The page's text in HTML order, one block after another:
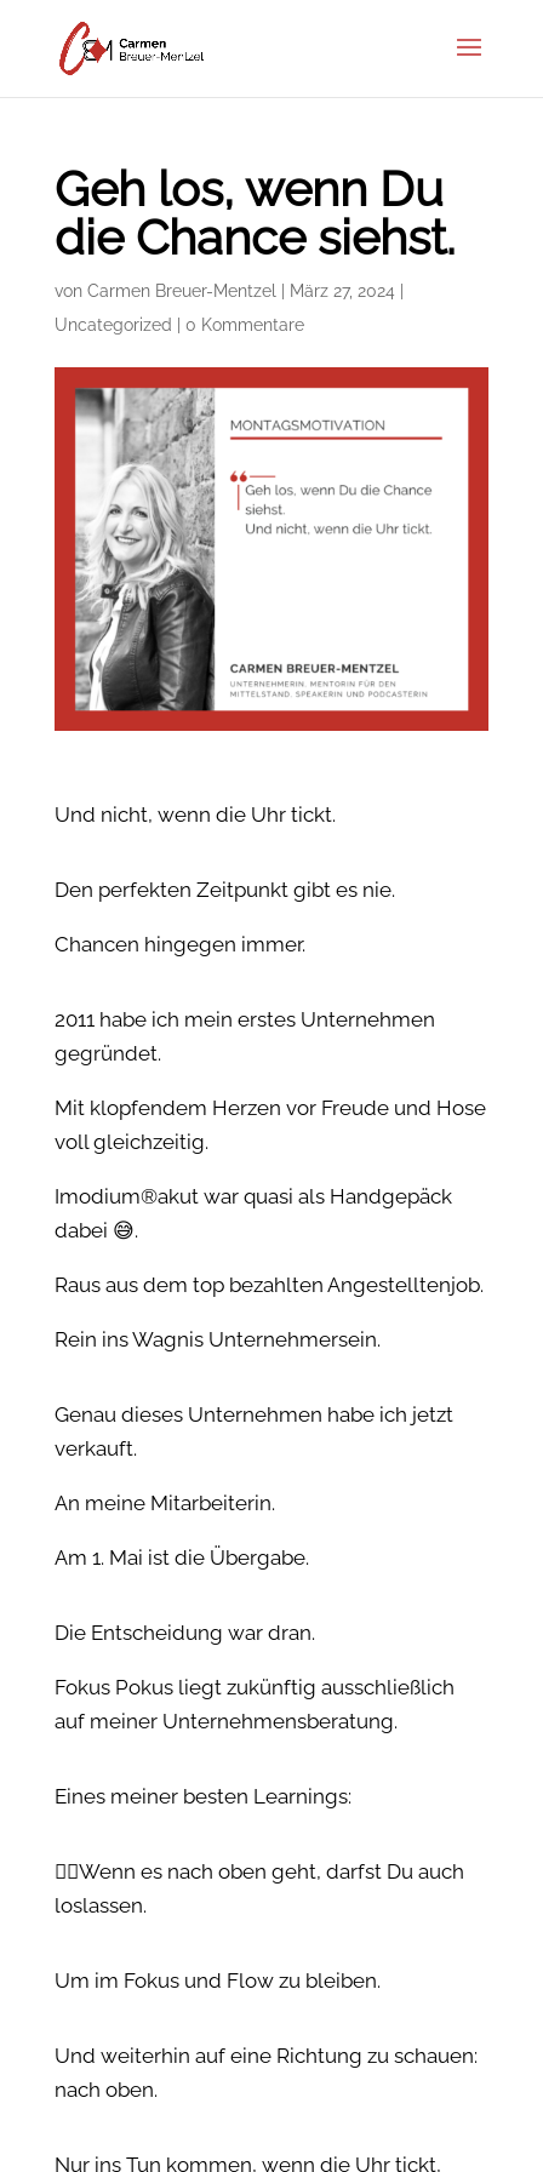
Geh los, wenn Du
die Chance siehst.
von Carmen Breuer-Mentzel März 27, 2024
Uncategorized
0 Kommentare
Und nicht, wenn die Uhr tickt.
Den perfekten Zeitpunkt gibt es nie.
Chancen hingegen immer.
2011 habe ich mein erstes Unternehmen
gegründet.
Mit klopfendem Herzen vor Freude und Hose
voll gleichzeitig.
Imodium®️akut war quasi als Handgepäck
dabei 😅.
Raus aus dem top bezahlten Angestelltenjob.
Rein ins Wagnis Unternehmersein.
Genau dieses Unternehmen habe ich jetzt
verkauft.
An meine Mitarbeiterin.
Am 1. Mai ist die Übergabe.
Die Entscheidung war dran.
Fokus Pokus liegt zukünftig ausschließlich
auf meiner Unternehmensberatung.
Eines meiner besten Learnings:
👉🏻Wenn es nach oben geht, darfst Du auch
loslassen.
Um im Fokus und Flow zu bleiben.
Und weiterhin auf eine Richtung zu schauen:
nach oben.
Nur ins Tun kommen, wenn die Uhr tickt,